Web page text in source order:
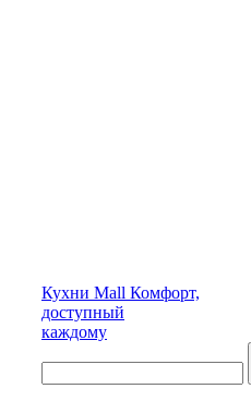
Кухни Mall Комфорт,
доступный
каждому